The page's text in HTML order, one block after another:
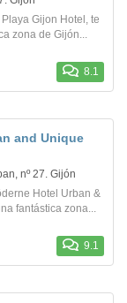
Gijon Hotel, te
zona de Gijón...
8.1
Urban and Unique
nº 27. Gijón
Hotel Urban &
fantástica zona...
9.1